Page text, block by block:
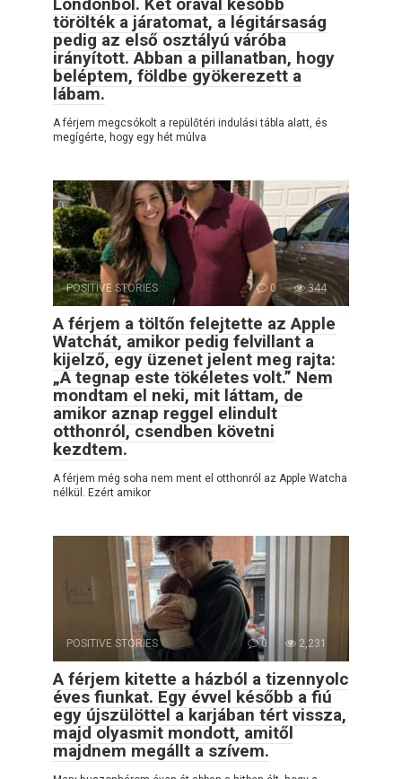
törölték a járatomat, a légitársaság
pedig az első osztályú váróba
irányított. Abban a pillanatban, hogy
beléptem, földbe gyökerezett a
lábam.
A férjem megcsókolt a repülőtéri indulási tábla alatt, és
megígérte, hogy egy hét múlva
POSITIVE STORIES 0 344
A férjem a töltőn felejtette az Apple
Watchát, amikor pedig felvillant a
kijelző, egy üzenet jelent meg rajta:
„A tegnap este tökéletes volt.” Nem
mondtam el neki, mit láttam, de
amikor aznap reggel elindult
otthonról, csendben követni
kezdtem.
A férjem még soha nem ment el otthonról az Apple Watcha
nélkül. Ezért amikor
POSITIVE STORIES 0 2,231
A férjem kitette a házból a tizennyolc
éves fiunkat. Egy évvel később a fiú
egy újszülöttel a karjában tért vissza,
majd olyasmit mondott, amitől
majdnem megállt a szívem.